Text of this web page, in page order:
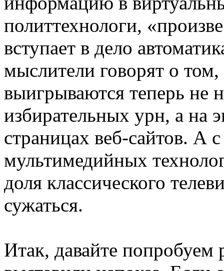
политтехнологи,
вступает в дело
мыслители говорят о
выигрываются теперь не
избирательных урн, а на
страницах веб-сайтов. А
мультимедийных
доля классического
сужаться.
Итак, давайте попробуем